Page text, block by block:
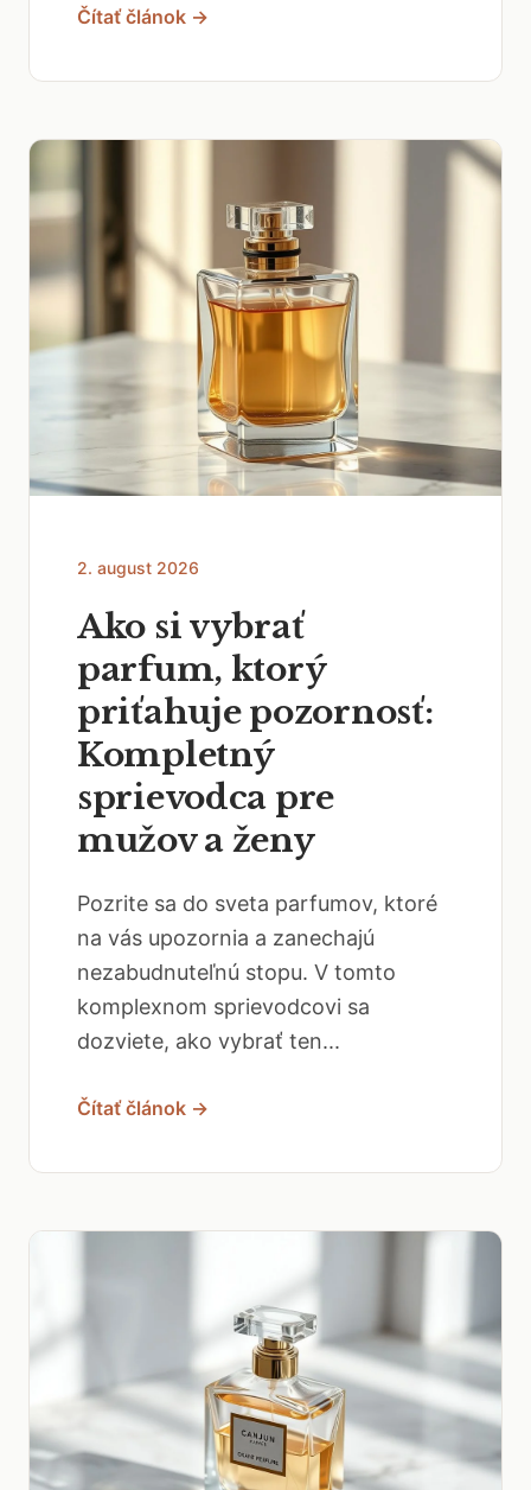
Čítať článok →
2. august 2026
Ako si vybrať
parfum, ktorý
priťahuje pozornosť:
Kompletný
sprievodca pre
mužov a ženy
Pozrite sa do sveta parfumov, ktoré
na vás upozornia a zanechajú
nezabudnuteľnú stopu. V tomto
komplexnom sprievodcovi sa
dozviete, ako vybrať ten...
Čítať článok →